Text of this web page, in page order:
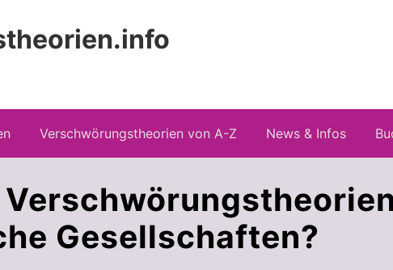
Verschwörungstheorien von A-Z News & Infos
Gesellschaften?